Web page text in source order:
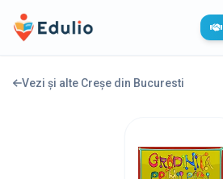
Edulio
Vezi și alte Creșe din Bucuresti